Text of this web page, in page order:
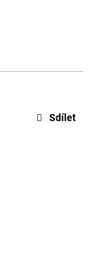
Sdílet